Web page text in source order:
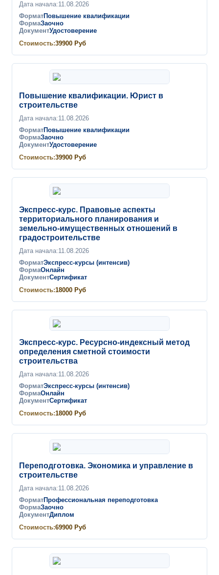
Дата начала:11.08.2026
ФорматПовышение квалификации
ФормаЗаочно
ДокументУдостоверение
Стоимость:39900 Руб
Повышение квалификации. Юрист в
строительстве
Дата начала:11.08.2026
ФорматПовышение квалификации
ФормаЗаочно
ДокументУдостоверение
Стоимость:39900 Руб
Экспресс-курс. Правовые аспекты
территориального планирования и
земельно-имущественных отношений в
градостроительстве
Дата начала:11.08.2026
ФорматЭкспресс-курсы (интенсив)
ФормаОнлайн
ДокументСертификат
Стоимость:18000 Руб
Экспресс-курс. Ресурсно-индексный метод
определения сметной стоимости
строительства
Дата начала:11.08.2026
ФорматЭкспресс-курсы (интенсив)
ФормаОнлайн
ДокументСертификат
Стоимость:18000 Руб
Переподготовка. Экономика и управление в
строительстве
Дата начала:11.08.2026
ФорматПрофессиональная переподготовка
ФормаЗаочно
ДокументДиплом
Стоимость:69900 Руб